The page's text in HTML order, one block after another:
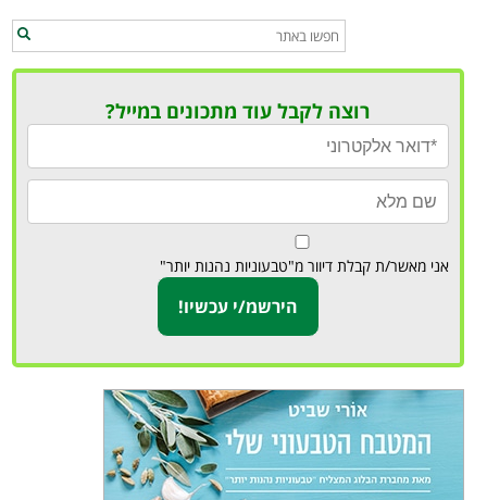
רוצה לקבל עוד מתכונים במייל?
אני מאשר/ת קבלת דיוור מ"טבעוניות נהנות יותר"